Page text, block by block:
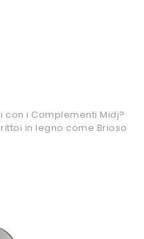
con i Complementi Midj?
in legno come Brioso